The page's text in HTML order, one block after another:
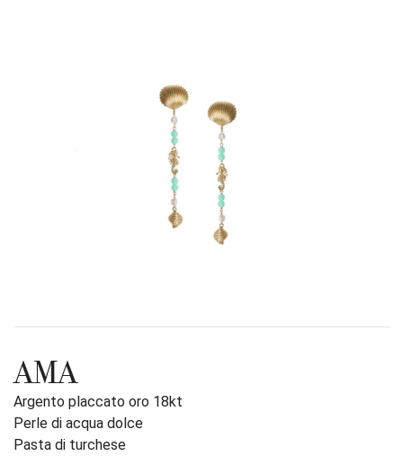
AMA
Argento placcato oro 18kt
Perle di acqua dolce
Pasta di turchese